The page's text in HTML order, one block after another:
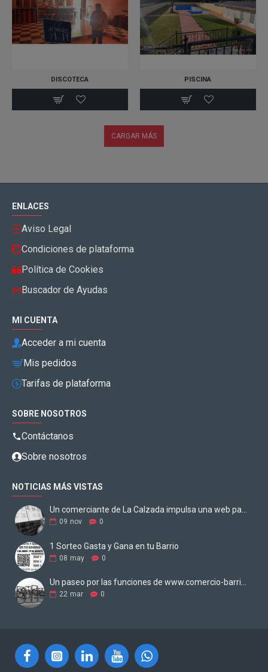
DISCOTECA PISCINA
CARGAR MÁS
ENLACES
Aviso Legal
Condiciones de plataforma
Política de Cookies
Buscador de Ayudas
MI CUENTA
Acceder a mi cuenta
Mis pedidos
Tarifas de plataforma
SOBRE NOSOTROS
Contáctanos
Sobre nosotros
NOTICIAS MÁS VISTAS
Un comerciante de La Calzada impulsa una web para digitalizar los negocios
09 nov 0
1 Sorteo Gasta y Gana en tu Barrio
08 may 0
22 mar 0